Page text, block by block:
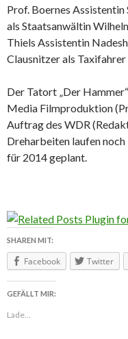
Prof. Boernes
als Staatsanwältin
Thiels Assistentin
Clausnitzer als
Der Tatort „Der
Media Filmproduktion
Auftrag des WDR
Dreharbeiten laufen
für 2014 geplant.
SHAREN MIT:
Facebook Twitter
GEFÄLLT MIR:
Lade...